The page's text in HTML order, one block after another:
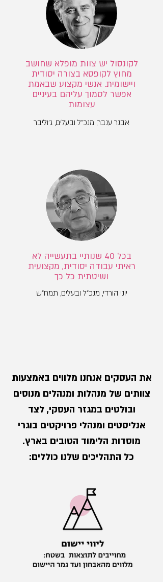
לקונסול יש צוות מופלא שחושב
מחוץ לקופסא בצורה יסודית
ויישומית. אנשי מקצוע שבאמת
אפשר לסמוך עליהם בעיניים
עצומות
אבנר ענבר, מנכ"ל ובעלים, ג'וליבר
בכל 40 שנותיי בתעשייה לא
ראיתי עבודה יסודית, מקצועית
ושיטתית כל כך
יוני הורדי, מנכ"ל ובעלים, תמח"ש
את העסקים אנחנו מלווים באמצעות
צוותים של מנהלות ומנהלים מנוסים
ובולטים במגזר העסקי, לצד
אנליסטים ומנהלי פרויקטים בוגרי
מוסדות הלימוד הטובים בארץ.
כל התהליכים שלנו כוללים: